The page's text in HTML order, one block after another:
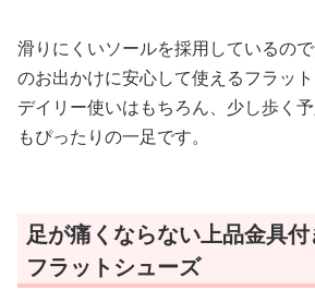
滑りにくいソールを採用しているの
のお出かけに安心して使えるフラット
デイリー使いはもちろん、少し歩く
もぴったりの一足です。
足が痛くならない上品金具
フラットシューズ